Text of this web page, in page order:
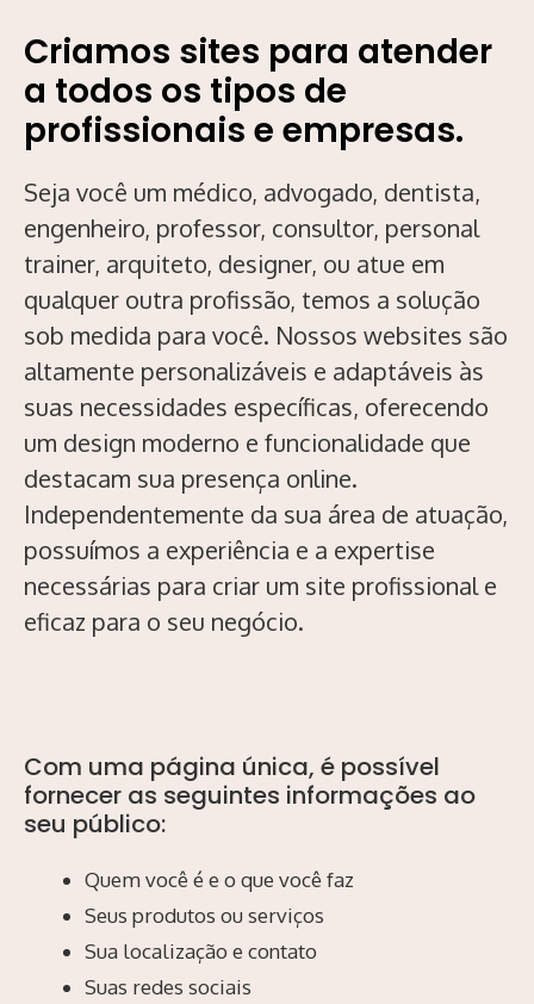
Criamos sites para atender
a todos os tipos de
profissionais e empresas.
Seja você um médico, advogado, dentista,
engenheiro, professor, consultor, personal
trainer, arquiteto, designer, ou atue em
qualquer outra profissão, temos a solução
sob medida para você. Nossos websites são
altamente personalizáveis e adaptáveis às
suas necessidades específicas, oferecendo
um design moderno e funcionalidade que
destacam sua presença online.
Independentemente da sua área de atuação,
possuímos a experiência e a expertise
necessárias para criar um site profissional e
eficaz para o seu negócio.
Com uma página única, é possível
fornecer as seguintes informações ao
seu público:
Quem você é e o que você faz
Seus produtos ou serviços
Sua localização e contato
Suas redes sociais